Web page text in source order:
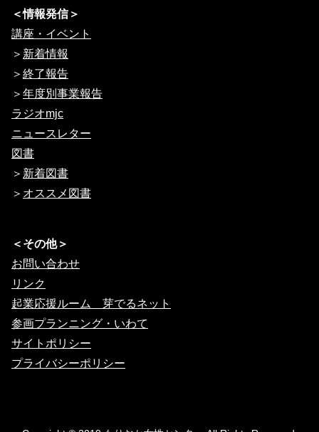
＜情報発信＞
講座・イベント
＞ 新着情報
＞ 終了報告
＞ 年度別事業報告
ラジオmjc
ニュースレター
図書
＞ 新着図書
＞ オススメ図書
＜その他＞
お問い合わせ
リンク
起業応援ルーム 芽でるネット
参画プランニング・いわて
サイトポリシー
プライバシーポリシー